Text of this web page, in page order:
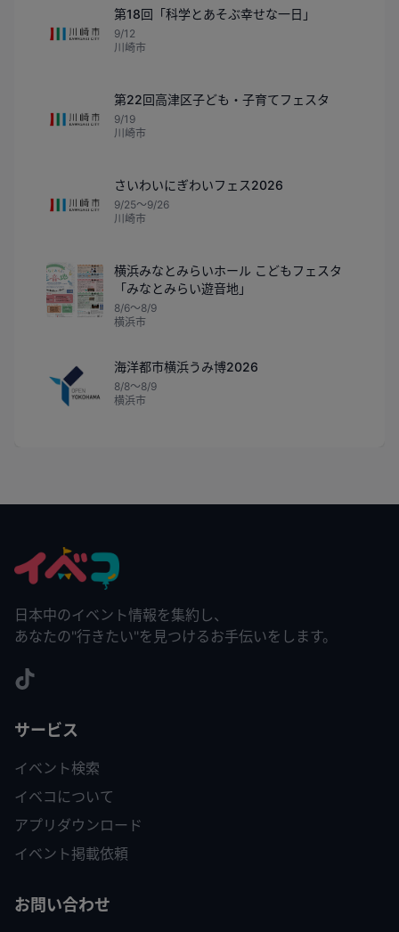
第18回「科学とあそぶ幸せな一日」
9/12
川崎市
第22回高津区子ども・子育てフェスタ
9/19
川崎市
さいわいにぎわいフェス2026
9/25〜9/26
川崎市
横浜みなとみらいホール こどもフェスタ
「みなとみらい遊音地」
8/6〜8/9
横浜市
海洋都市横浜うみ博2026
8/8〜8/9
横浜市
日本中のイベント情報を集約し、
あなたの"行きたい"を見つけるお手伝いをします。
サービス
イベント検索
イベコについて
アプリダウンロード
イベント掲載依頼
お問い合わせ